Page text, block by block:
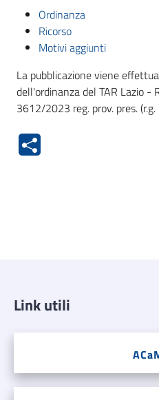
Ordinanza
Ricorso
Motivi aggiunti
La pubblicazione viene
dell'ordinanza del TAR Lazio -
3612/2023 reg. prov. pres.
Link utili